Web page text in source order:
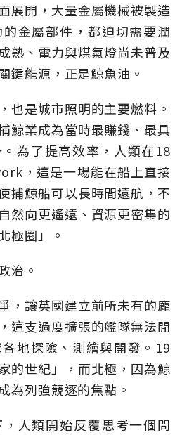
展開，大量金屬機械被製造
金屬部件，都迫切需要潤
熟、電力與煤氣燈尚未普及
鍵能源，正是鯨魚油。
也是城市照明的主要燃料。
鯨業成為當時最賺錢、最具
為了提高效率，人類在18
，這是一場能在船上直接
捕鯨船可以長時間遠航，不
然向更遙遠、資源更密集的
極圈」。
治。
，讓英國建立前所未有的龐
這支過度擴張的艦隊無法閒
地探險、測繪與開發。19
的世紀」，而北極，因為鯨
為列強競逐的焦點。
人類開始反覆思考一個問